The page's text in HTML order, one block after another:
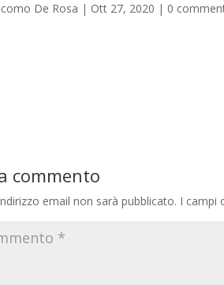
De Rosa | Ott 27, 2020 | 0
commento
email non sarà pubblicato. I campi